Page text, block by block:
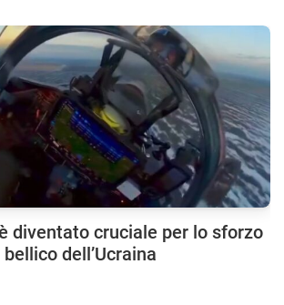
diventato cruciale per lo sforzo
bellico dell’Ucraina